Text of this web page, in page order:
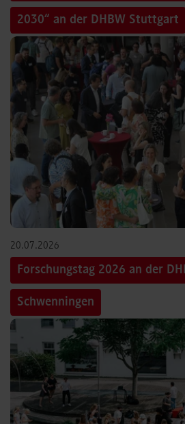
2030“ an der DHBW Stuttgart
20.07.2026
Forschungstag 2026 an der
Schwenningen